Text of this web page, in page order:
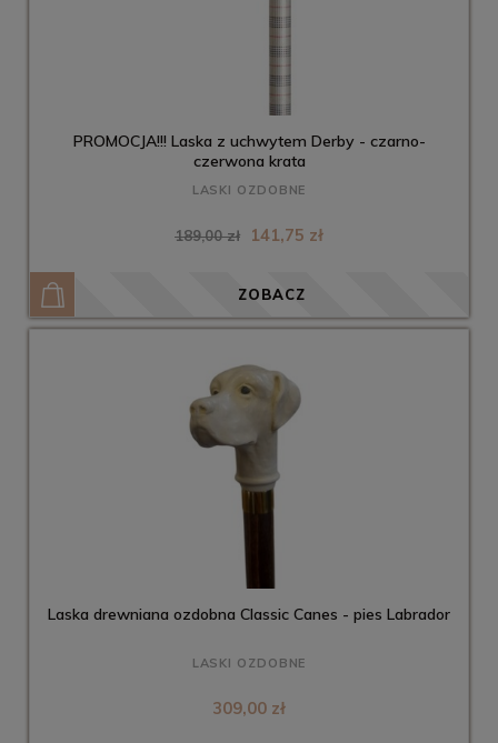
PROMOCJA!!! Laska z uchwytem Derby - czarno-
czerwona krata
LASKI OZDOBNE
189,00 zł 141,75 zł
ZOBACZ
Laska drewniana ozdobna Classic Canes - pies Labrador
LASKI OZDOBNE
309,00 zł